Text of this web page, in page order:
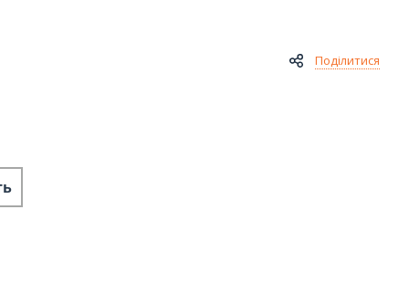
Поділитися